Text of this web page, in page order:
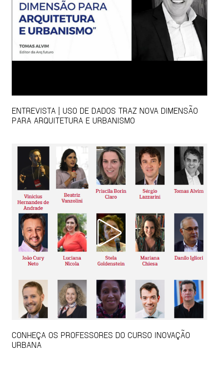
ENTREVISTA | USO DE DADOS TRAZ NOVA DIMENSÃO
PARA ARQUITETURA E URBANISMO
CONHEÇA OS PROFESSORES DO CURSO INOVAÇÃO
URBANA